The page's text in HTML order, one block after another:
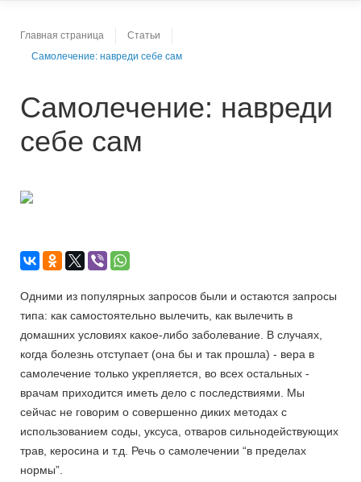
Главная страница
Статьи
Самолечение: навреди себе сам
Самолечение: навреди
себе сам
Одними из популярных запросов были и остаются запросы
типа: как самостоятельно вылечить, как вылечить в
домашних условиях какое-либо заболевание. В случаях,
когда болезнь отступает (она бы и так прошла) - вера в
самолечение только укрепляется, во всех остальных -
врачам приходится иметь дело с последствиями. Мы
сейчас не говорим о совершенно диких методах с
использованием соды, уксуса, отваров сильнодействующих
трав, керосина и т.д. Речь о самолечении “в пределах
нормы”.